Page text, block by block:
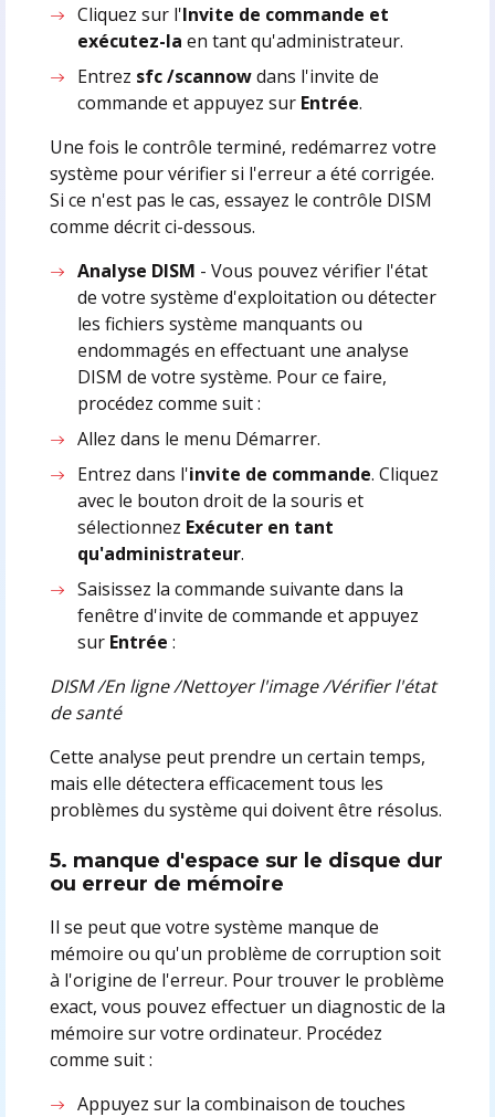
Cliquez sur l'Invite de commande et
exécutez-laen tant qu'administrateur.
Entrez sfc /scannowdans l'invite de
commande et appuyez sur Entrée.
Une fois le contrôle terminé, redémarrez votre
système pour vérifier si l'erreur a été corrigée.
Si ce n'est pas le cas, essayez le contrôle DISM
comme décrit ci-dessous.
Analyse DISM - Vous pouvez vérifier l'état
de votre système d'exploitation ou détecter
les fichiers système manquants ou
endommagés en effectuant une analyse
DISM de votre système. Pour ce faire,
procédez comme suit :
Allez dans le menu Démarrer.
Entrez dans l'invite de commande. Cliquez
avec le bouton droit de la souris et
sélectionnez Exécuter en tant
qu'administrateur.
Saisissez la commande suivante dans la
fenêtre d'invite de commande et appuyez
sur Entrée:
DISM /En ligne /Nettoyer l'image /Vérifier l'état
de santé
Cette analyse peut prendre un certain temps,
mais elle détectera efficacement tous les
problèmes du système qui doivent être résolus.
5. manque d'espace sur le disque dur
ou erreur de mémoire
Il se peut que votre système manque de
mémoire ou qu'un problème de corruption soit
à l'origine de l'erreur. Pour trouver le problème
exact, vous pouvez effectuer un diagnostic de la
mémoire sur votre ordinateur. Procédez
comme suit :
Appuyez sur la combinaison de touches